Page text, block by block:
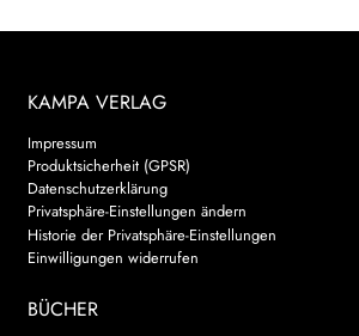
KAMPA VERLAG
Impressum
Produktsicherheit (GPSR)
Datenschutzerklärung
Privatsphäre-Einstellungen ändern
Historie der Privatsphäre-Einstellungen
Einwilligungen widerrufen
BÜCHER